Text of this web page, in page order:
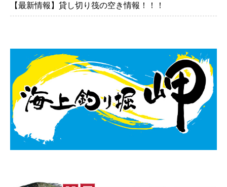
【最新情報】貸し切り筏の空き情報！！！